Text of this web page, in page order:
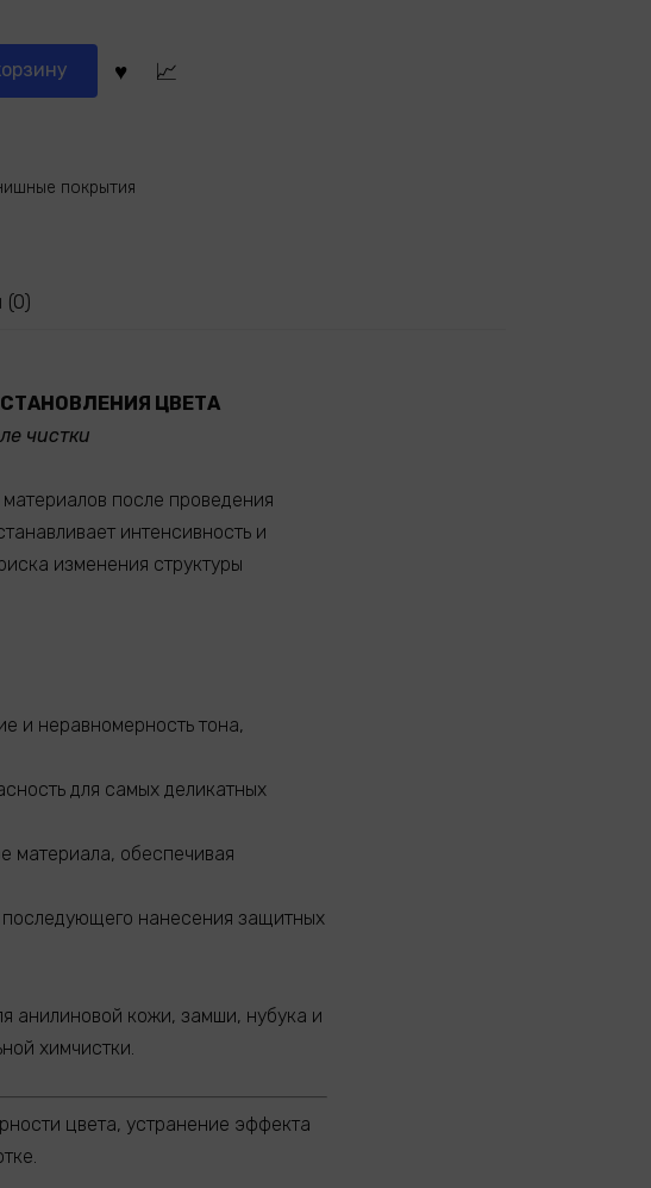
покрытия
ЦВЕТА
чистки
после проведения
интенсивность и
изменения структуры
и неравномерность тона,
для самых деликатных
материала, обеспечивая
нанесения защитных
анилиновой кожи, замши, нубука и
химчистки.
цвета, устранение эффекта